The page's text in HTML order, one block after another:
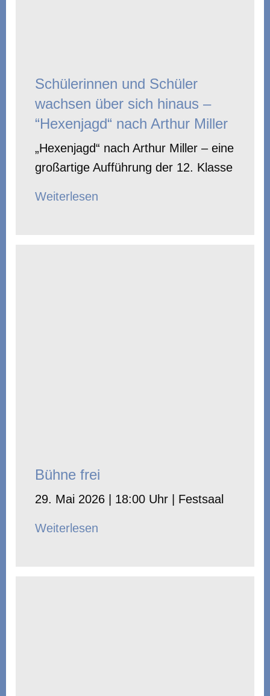
Schülerinnen und Schüler
wachsen über sich hinaus –
“Hexenjagd“ nach Arthur Miller
„Hexenjagd“ nach Arthur Miller – eine
großartige Aufführung der 12. Klasse
Weiterlesen
Bühne frei
29. Mai 2026 | 18:00 Uhr | Festsaal
Weiterlesen